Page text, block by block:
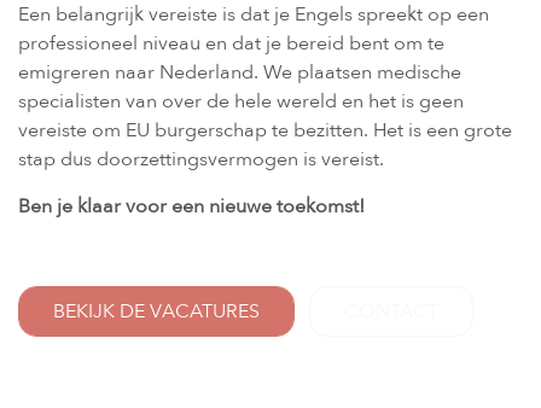
Een belangrijk vereiste is dat je Engels spreekt op een
professioneel niveau en dat je bereid bent om te
emigreren naar Nederland. We plaatsen medische
specialisten van over de hele wereld en het is geen
vereiste om EU burgerschap te bezitten. Het is een grote
stap dus doorzettingsvermogen is vereist.
Ben je klaar voor een nieuwe toekomst!
BEKIJK DE VACATURES